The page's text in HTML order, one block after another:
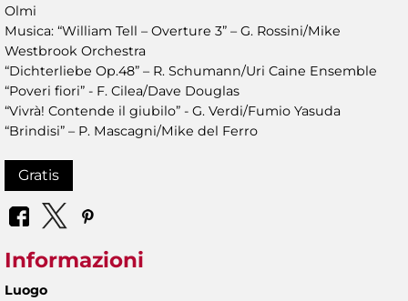
Olmi
Musica: “William Tell – Overture 3” – G. Rossini/Mike
Westbrook Orchestra
“Dichterliebe Op.48” – R. Schumann/Uri Caine Ensemble
“Poveri fiori” - F. Cilea/Dave Douglas
“Vivrà! Contende il giubilo” - G. Verdi/Fumio Yasuda
“Brindisi” – P. Mascagni/Mike del Ferro
Gratis
Informazioni
Luogo